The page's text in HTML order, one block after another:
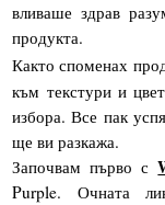
вливаше здрав
продукта.
Както споменах
към текстури и
избора. Все пак
ще ви разкажа.
Започвам първо с
Purple. Очната